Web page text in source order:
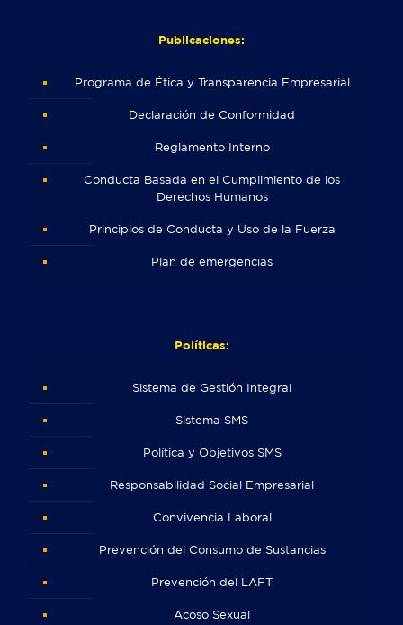
Publicaciones:
Programa de Ética y Transparencia Empresarial
Declaración de Conformidad
Reglamento Interno
Conducta Basada en el Cumplimiento de los
Derechos Humanos
Principios de Conducta y Uso de la Fuerza
Plan de emergencias
Políticas:
Sistema de Gestión Integral
Sistema SMS
Política y Objetivos SMS
Responsabilidad Social Empresarial
Convivencia Laboral
Prevención del Consumo de Sustancias
Prevención del LAFT
Acoso Sexual